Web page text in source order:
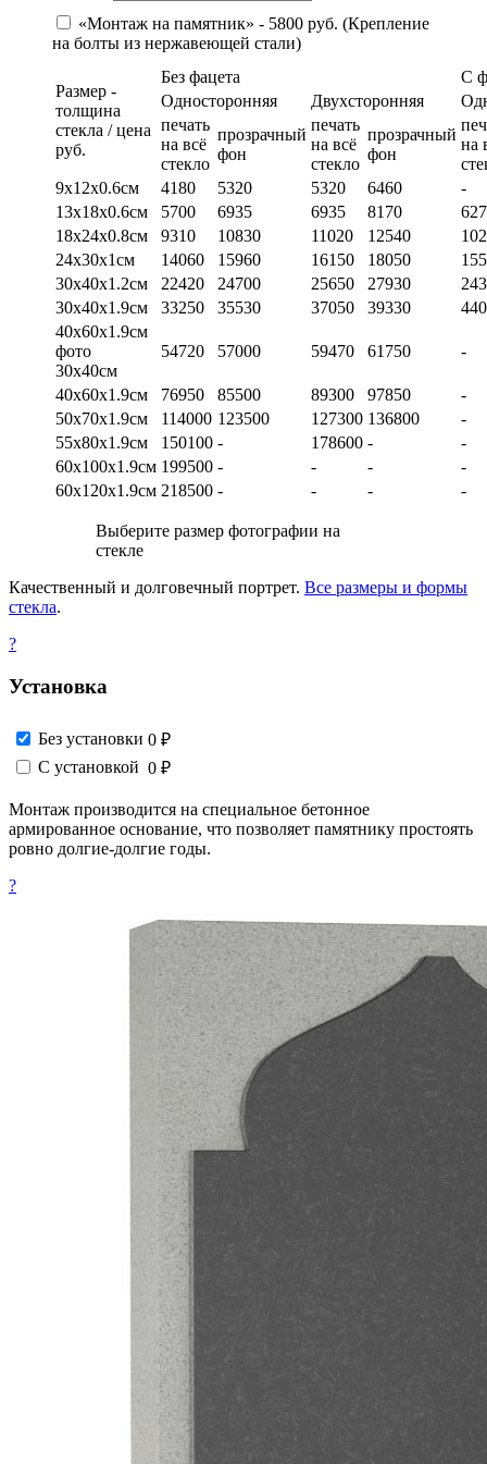
«Монтаж на памятник» - 5800 руб. (Крепление
на болты из нержавеющей стали)
Размер -
толщина
стекла / цена
руб.
Без фацета
С
Односторонняя
Двухсторонняя
печать
на всё
стекло
прозрачный
фон
печать
на всё
стекло
прозрачный
фон
на
9х12х0.6см
4180 5320 5320 6460
-
13х18х0.6см
5700 6935 6935 8170
18х24х0.8см
9310 10830 11020 12540
24х30х1см
14060 15960 16150 18050
30х40х1.2см
22420 24700 25650 27930
30х40х1.9см
33250 35530 37050 39330
40х60х1.9см
фото
30х40см
54720 57000 59470 61750 -
40х60х1.9см 76950 85500 89300 97850
-
50х70х1.9см
114000 123500 127300 136800
-
55х80х1.9см
150100 - 178600 -
-
60х100х1.9см 199500 - - -
-
60х120х1.9см 218500 - - - -
Выберите размер фотографии на
стекле
Качественный и долговечный портрет. Все размеры и формы
стекла.
?
Установка
Без установки 0 ₽
С установкой 0 ₽
Монтаж производится на специальное бетонное
армированное основание, что позволяет памятнику простоять
ровно долгие-долгие годы.
?